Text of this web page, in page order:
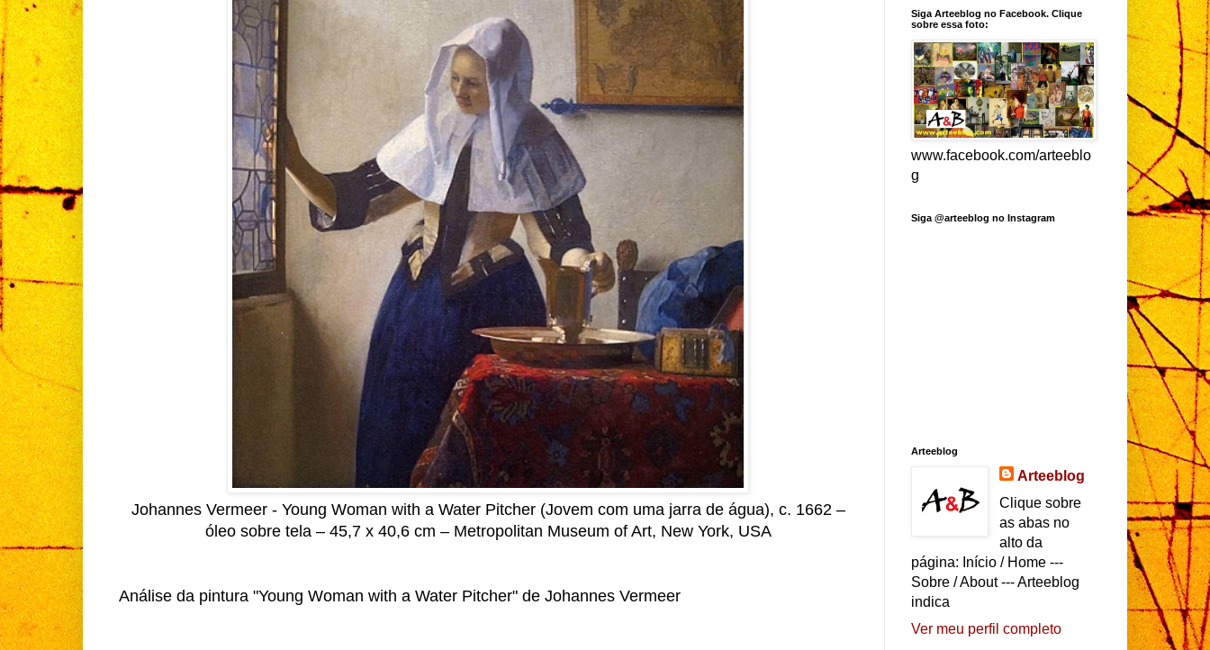
Johannes Vermeer - Young Woman with a Water Pitcher (Jovem com uma jarra de água), c. 1662 –
óleo sobre tela – 45,7 x 40,6 cm – Metropolitan Museum of Art, New York, USA
Análise da pintura "Young Woman with a Water Pitcher" de Johannes Vermeer
Siga Arteeblog no Facebook. Clique
sobre essa foto:
www.facebook.com/arteeblo
g
Siga @arteeblog no Instagram
Arteeblog
Arteeblog
Clique sobre
as abas no
alto da
página: Início / Home ---
Sobre / About --- Arteeblog
indica
Ver meu perfil completo